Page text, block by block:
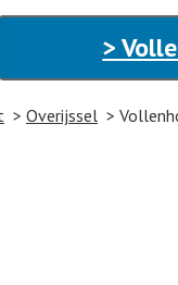
>
Overijssel